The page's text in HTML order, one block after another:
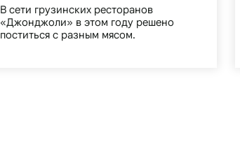
В сети грузинских ресторанов
«Джонджоли» в этом году решено
поститься с разным мясом.